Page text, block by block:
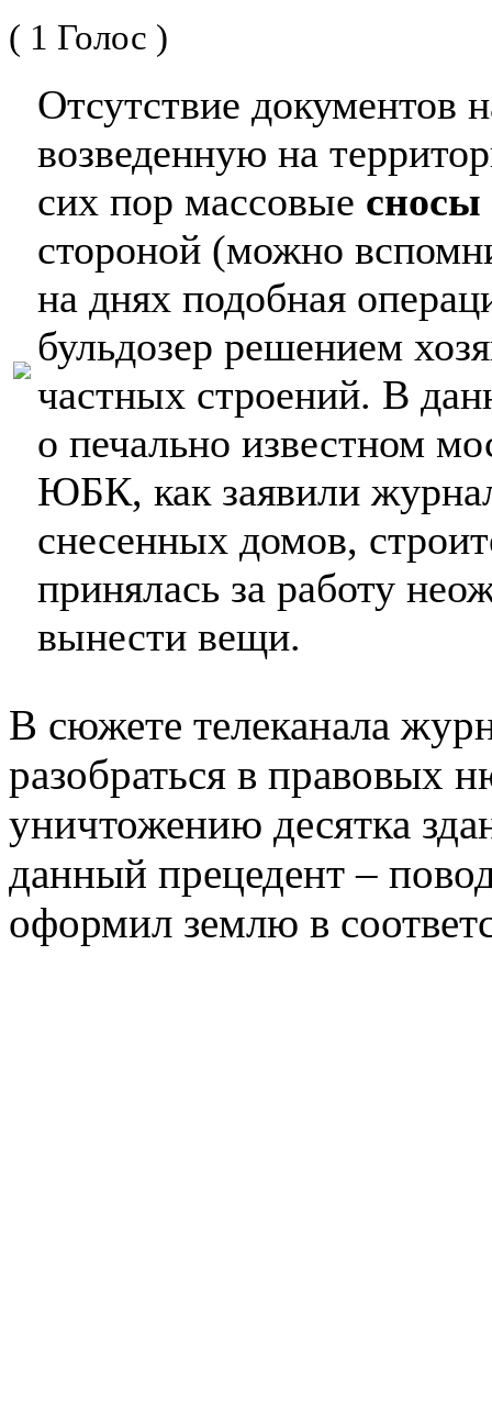
( 1 Голос )
Отсутствие документов
возведенную на
сих пор массовые сносы
стороной (можно
на днях подобная
бульдозер решением
частных строений. В
о печально известном
ЮБК, как заявили
снесенных домов,
принялась за работу
вынести вещи.
В сюжете телеканала
разобраться в правовых
уничтожению десятка
данный прецедент –
оформил землю в